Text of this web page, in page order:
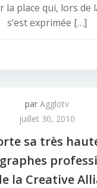
la place qui, lors de
s’est exprimée […]
par Agglotv
juillet 30, 2010
sa très
la Creative